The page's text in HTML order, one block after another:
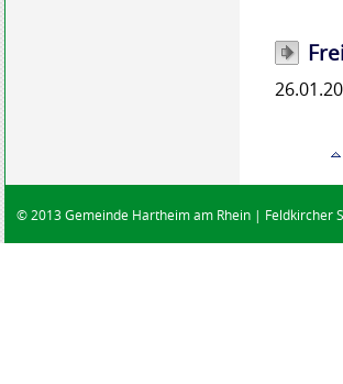
© 2013 Gemeinde Hartheim am Rhein |